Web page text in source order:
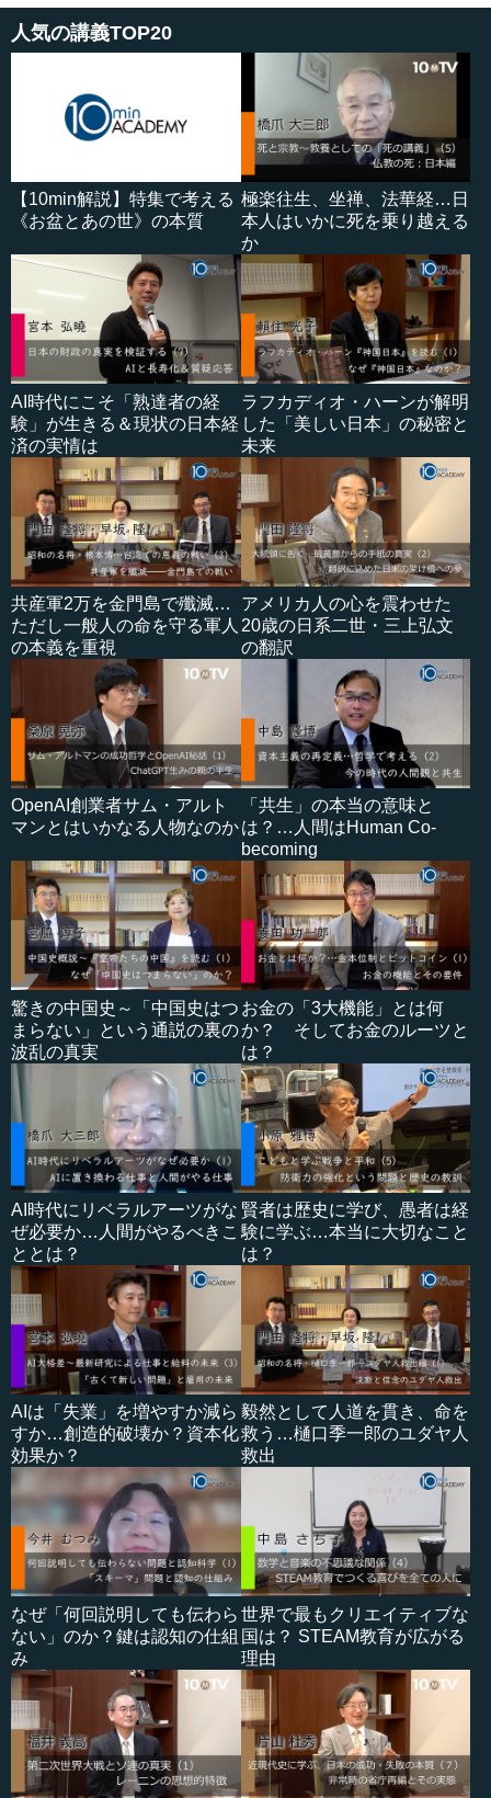
人気の講義TOP20
【10min解説】特集で考える
《お盆とあの世》の本質
極楽往生、坐禅、法華経…日
本人はいかに死を乗り越える
か
AI時代にこそ「熟達者の経
験」が生きる＆現状の日本経
済の実情は
ラフカディオ・ハーンが解明
した「美しい日本」の秘密と
未来
共産軍2万を金門島で殲滅…
ただし一般人の命を守る軍人
の本義を重視
アメリカ人の心を震わせた
20歳の日系二世・三上弘文
の翻訳
OpenAI創業者サム・アルト
マンとはいかなる人物なのか
「共生」の本当の意味と
は？…人間はHuman Co-
becoming
驚きの中国史～「中国史はつ
まらない」という通説の裏の
波乱の真実
お金の「3大機能」とは何
か？ そしてお金のルーツと
は？
AI時代にリベラルアーツがな
ぜ必要か…人間がやるべきこ
ととは？
賢者は歴史に学び、愚者は経
験に学ぶ…本当に大切なこと
は？
AIは「失業」を増やすか減ら
すか…創造的破壊か？資本化
効果か？
毅然として人道を貫き、命を
救う…樋口季一郎のユダヤ人
救出
なぜ「何回説明しても伝わら
ない」のか？鍵は認知の仕組
み
世界で最もクリエイティブな
国は？ STEAM教育が広がる
理由